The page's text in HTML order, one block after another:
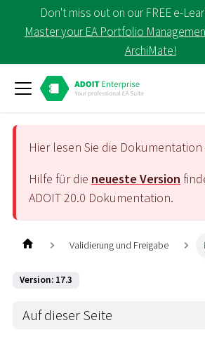
Don't miss out on our FREE e-
Master your EA Portfolio
ArchiMate!
Hier lesen Sie die Dokumentation
Hilfe für die neueste Version
ADOIT20.0 Dokumentation.
Validierung und Freigabe
Version: 17.3
Auf dieser Seite